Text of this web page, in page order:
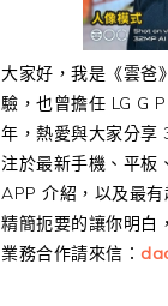
大家好，我是《雲爸
驗，也曾擔任 LG G
年，熱愛與大家分享
注於最新手機、平板
APP 介紹，以及最
精簡扼要的讓你明白
業務合作請來信：